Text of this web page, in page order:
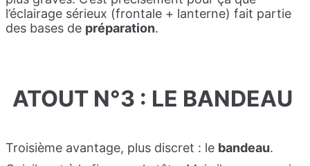
l’éclairage sérieux (frontale + lanterne) fait partie
des bases de préparation.
ATOUT N°3 : LE BANDEAU
Troisième avantage, plus discret : le bandeau.